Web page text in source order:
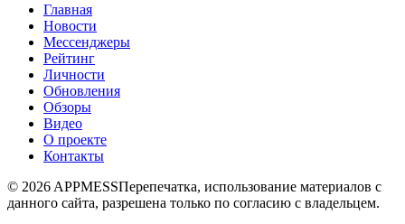
Главная
Новости
Мессенджеры
Рейтинг
Личности
Обновления
Обзоры
Видео
О проекте
Контакты
© 2026 APPMESSПерепечатка, использование материалов с
данного сайта, разрешена только по согласию с владельцем.